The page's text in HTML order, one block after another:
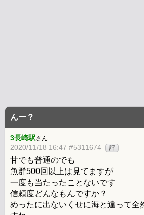
んー？
3長崎駅さん
2020/11/18 16:47 #5311674 評
甘でも普通のでも
魚群500回以上は見てますが
一度も当たったことないです
信頼度どんなもんですか？
めったに出ないくせに海と違って全